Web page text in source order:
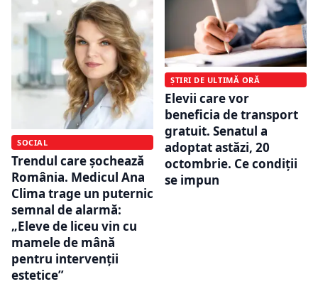
SOCIAL
Trendul care șochează
România. Medicul Ana
Clima trage un puternic
semnal de alarmă:
„Eleve de liceu vin cu
mamele de mână
pentru intervenții
estetice”
ȘTIRI DE ULTIMĂ ORĂ
Elevii care vor
beneficia de transport
gratuit. Senatul a
adoptat astăzi, 20
octombrie. Ce condiții
se impun